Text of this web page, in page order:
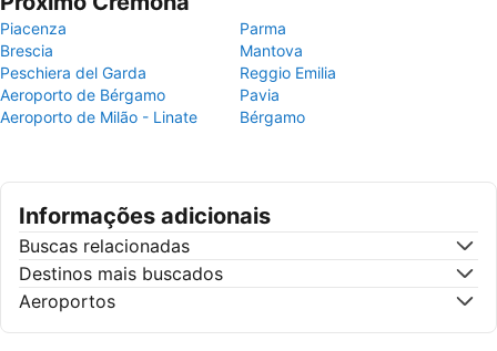
Piacenza
Parma
Brescia
Mantova
Peschiera del Garda
Reggio Emilia
Aeroporto de Bérgamo
Pavia
Aeroporto de Milão - Linate
Bérgamo
Informações adicionais
Buscas relacionadas
Destinos mais buscados
Aeroportos